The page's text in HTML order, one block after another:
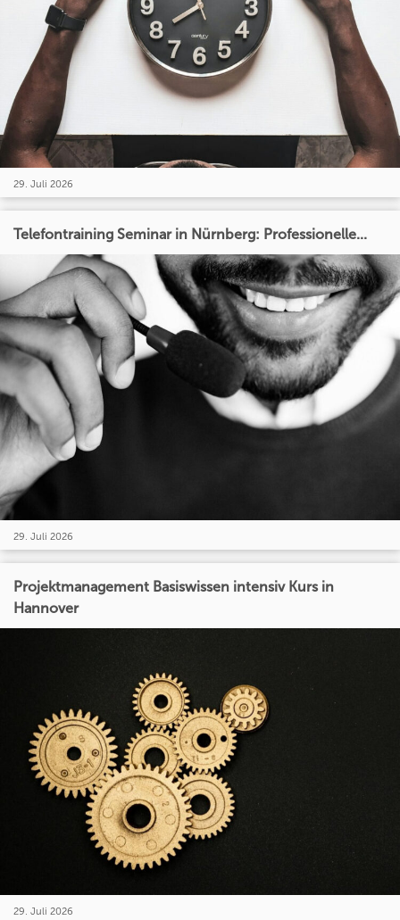
29. Juli 2026
Telefontraining Seminar in Nürnberg: Professionelle...
29. Juli 2026
Projektmanagement Basiswissen intensiv Kurs in
Hannover
29. Juli 2026